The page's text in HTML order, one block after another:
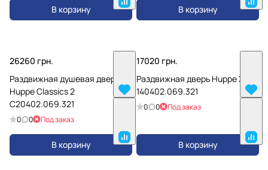
В корзину В корзину
26260 грн.
Раздвижная душевая дверь
Huppe Classics 2
C20402.069.321
0 0 Под заказ
В корзину
17020 грн.
Раздвижная дверь Huppe X1
140402.069.321
0 0 Под заказ
В корзину